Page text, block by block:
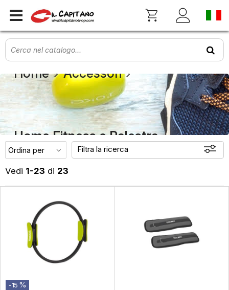
Home Accessori
Home Fitness e Palestra
Filtra la ricerca
Vedi 1-23 di 23
-15 %